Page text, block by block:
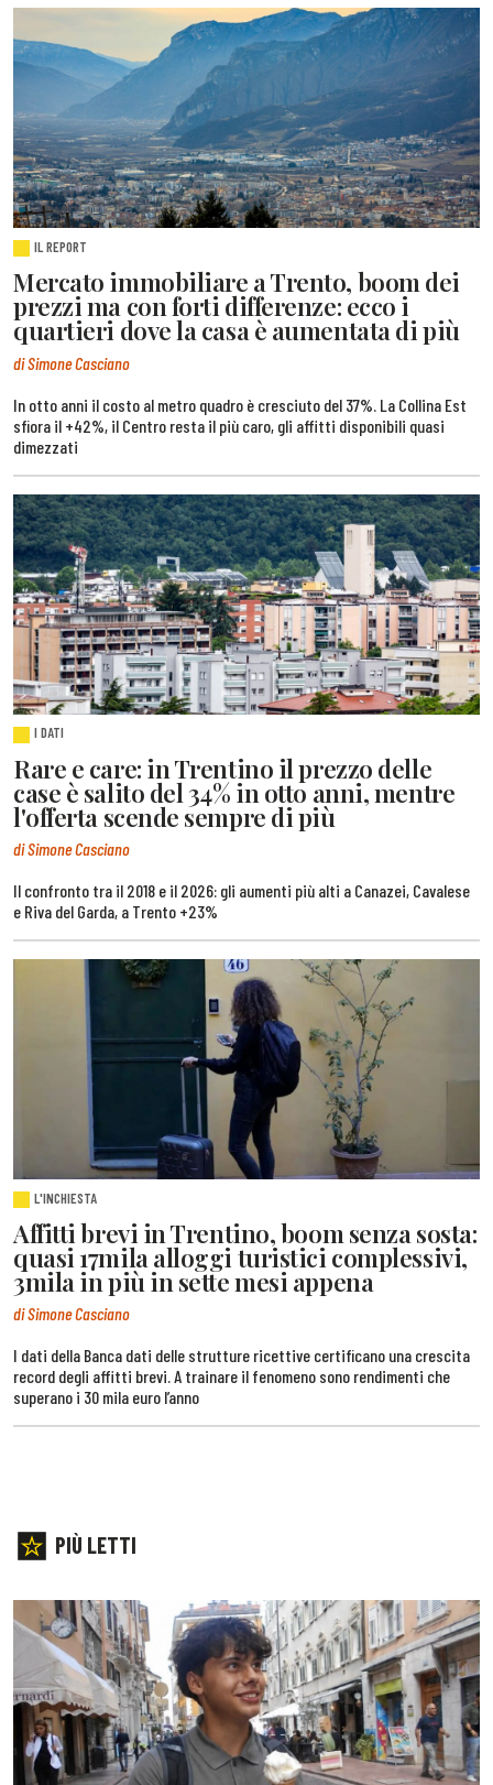
IL REPORT
Mercato immobiliare a Trento, boom dei
prezzi ma con forti differenze: ecco i
quartieri dove la casa è aumentata di più
di Simone Casciano
In otto anni il costo al metro quadro è cresciuto del 37%. La Collina Est
sfiora il +42%, il Centro resta il più caro, gli affitti disponibili quasi
dimezzati
I DATI
Rare e care: in Trentino il prezzo delle
case è salito del 34% in otto anni, mentre
l'offerta scende sempre di più
di Simone Casciano
Il confronto tra il 2018 e il 2026: gli aumenti più alti a Canazei, Cavalese
e Riva del Garda, a Trento +23%
L'INCHIESTA
Affitti brevi in Trentino, boom senza sosta:
quasi 17mila alloggi turistici complessivi,
3mila in più in sette mesi appena
di Simone Casciano
I dati della Banca dati delle strutture ricettive certificano una crescita
record degli affitti brevi. A trainare il fenomeno sono rendimenti che
superano i 30 mila euro l’anno
PIÙ LETTI